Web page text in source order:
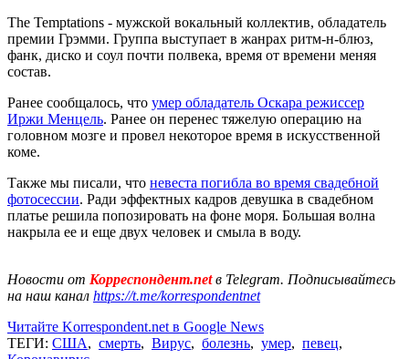
The Temptations - мужской вокальный коллектив, обладатель
премии Грэмми. Группа выступает в жанрах ритм-н-блюз,
фанк, диско и соул почти полвека, время от времени меняя
состав.
Ранее сообщалось, что умер обладатель Оскара режиссер
Иржи Менцель. Ранее он перенес тяжелую операцию на
головном мозге и провел некоторое время в искусственной
коме.
Также мы писали, что невеста погибла во время свадебной
фотосессии. Ради эффектных кадров девушка в свадебном
платье решила попозировать на фоне моря. Большая волна
накрыла ее и еще двух человек и смыла в воду.
Новости от Корреспондент.netв Telegram. Подписывайтесь
на наш канал https://t.me/korrespondentnet
Читайте Korrespondent.net в Google News
ТЕГИ: США, смерть, Вирус, болезнь, умер, певец,